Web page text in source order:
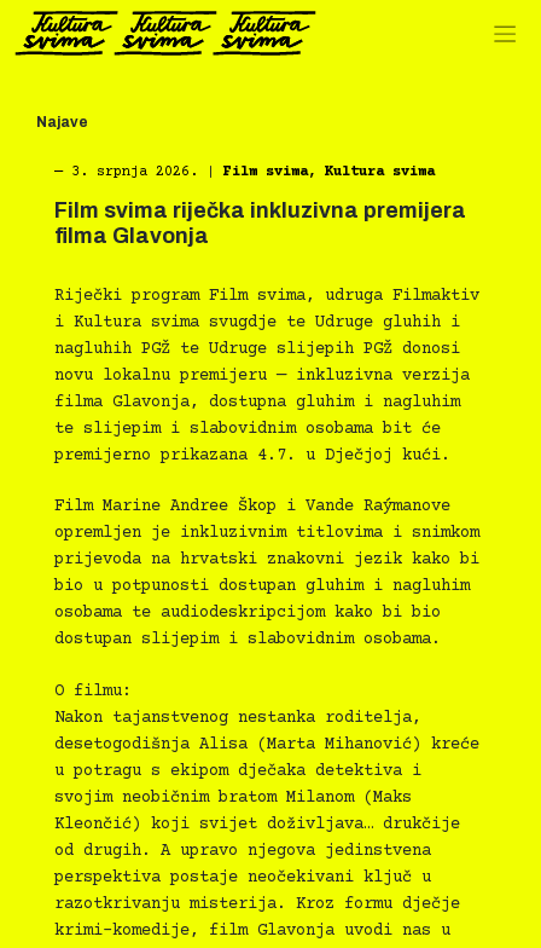
Preskoči
sadržaj
Najave
― 3. srpnja 2026. Film svima, Kultura svima
Film svima riječka inkluzivna premijera
filma Glavonja
Riječki program Film svima, udruga Filmaktiv
i Kultura svima svugdje te Udruge gluhih i
nagluhih PGŽ te Udruge slijepih PGŽ donosi
novu lokalnu premijeru — inkluzivna verzija
filma Glavonja, dostupna gluhim i nagluhim
te slijepim i slabovidnim osobama bit će
premijerno prikazana 4.7. u Dječjoj kući.
Film Marine Andree Škop i Vande Raýmanove
opremljen je inkluzivnim titlovima i snimkom
prijevoda na hrvatski znakovni jezik kako bi
bio u potpunosti dostupan gluhim i nagluhim
osobama te audiodeskripcijom kako bi bio
dostupan slijepim i slabovidnim osobama.
O filmu:
Nakon tajanstvenog nestanka roditelja,
desetogodišnja Alisa (Marta Mihanović) kreće
u potragu s ekipom dječaka detektiva i
svojim neobičnim bratom Milanom (Maks
Kleončić) koji svijet doživljava… drukčije
od drugih. A upravo njegova jedinstvena
perspektiva postaje neočekivani ključ u
razotkrivanju misterija. Kroz formu dječje
krimi-komedije, film Glavonja uvodi nas u